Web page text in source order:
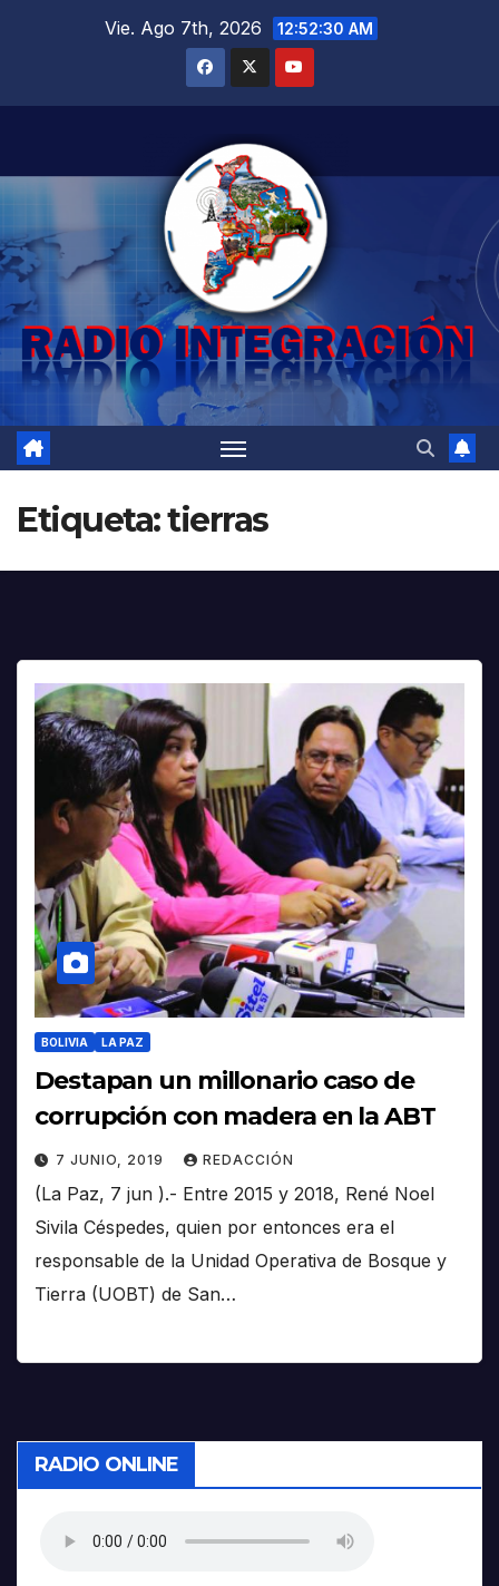
Vie. Ago 7th, 2026 12:52:31 AM
Etiqueta:tierras
BOLIVIA LA PAZ
Destapan un millonario caso de
corrupción con madera en la ABT
7 JUNIO, 2019 REDACCIÓN
(La Paz, 7 jun ).- Entre 2015 y 2018, René Noel
Sivila Céspedes, quien por entonces era el
responsable de la Unidad Operativa de Bosque y
Tierra (UOBT) de San…
RADIO ONLINE